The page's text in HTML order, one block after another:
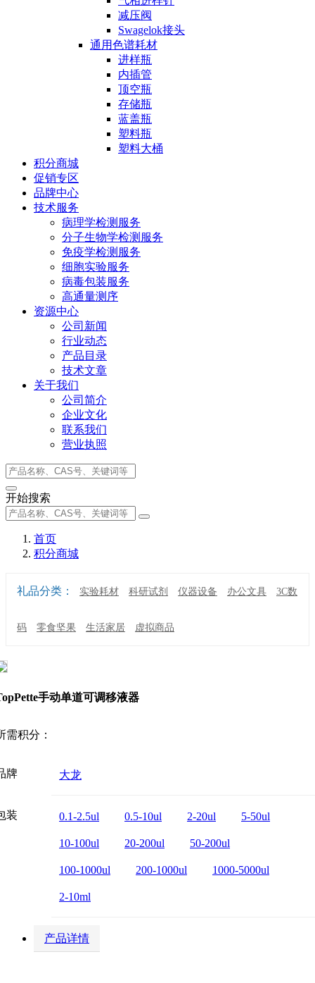
减压阀
Swagelok接头
通用色谱耗材
进样瓶
内插管
顶空瓶
存储瓶
蓝盖瓶
塑料瓶
塑料大桶
积分商城
促销专区
品牌中心
技术服务
病理学检测服务
分子生物学检测服务
免疫学检测服务
细胞实验服务
病毒包装服务
高通量测序
资源中心
公司新闻
行业动态
产品目录
技术文章
关于我们
公司简介
企业文化
联系我们
营业执照
开始搜索
首页
积分商城
礼品分类： 实验耗材 科研试剂 仪器设备 办公文具 3C数
码 零食坚果 生活家居 虚拟商品
手动单道可调移液器
需积分：
牌 大龙
装 0.1-2.5ul 0.5-10ul 2-20ul 5-50ul
10-100ul 20-200ul 50-200ul
100-1000ul 200-1000ul 1000-5000ul
2-10ml
产品详情